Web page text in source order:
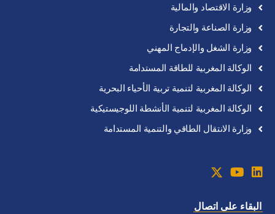
وزارة الاقتصاد والمالية
وزارة الصناعة والتجارة
وزارة الشغل والإدماج المهني
الوكالة المغربية للطاقة المستدامة
الوكالة المغربية لتنمية تربية الأحياء البحرية
الوكالة المغربية لتنمية الأنشطة اللوجيستيكية
وزارة الانتقال الطاقي والتنمية المستدامة
البقاء على اتصال